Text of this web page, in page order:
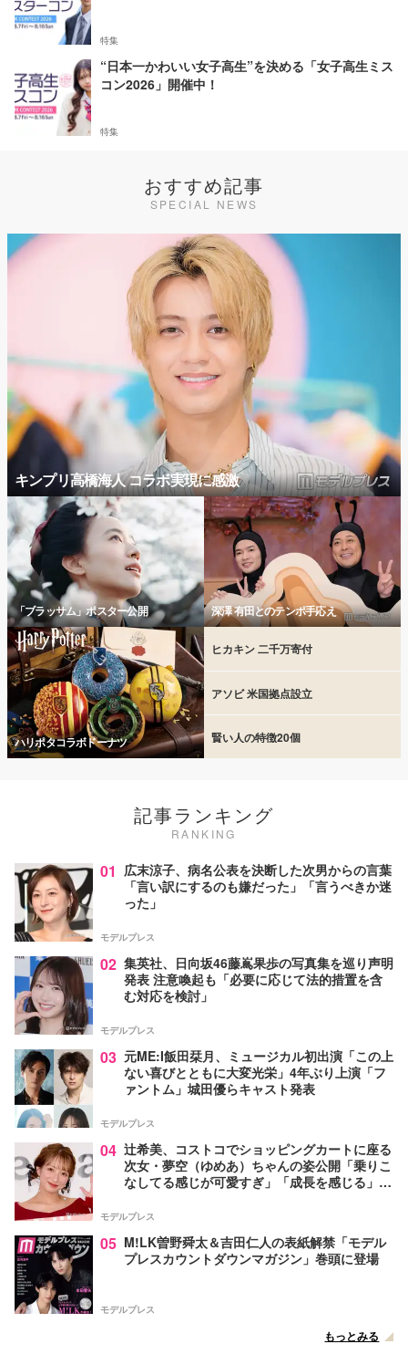
特集
“日本一かわいい女子高生”を決める「女子高生ミス
コン2026」開催中！
特集
おすすめ記事
SPECIAL NEWS
キンプリ高橋海人 コラボ実現に感激
「ブラッサム」ポスター公開 深澤 有田とのテンポ手応え
ハリポタコラボドーナツ
ヒカキン 二千万寄付
アソビ 米国拠点設立
賢い人の特徴20個
記事ランキング
RANKING
01 広末涼子、病名公表を決断した次男からの言葉
「言い訳にするのも嫌だった」「言うべきか迷
った」
モデルプレス
02 集英社、日向坂46藤嶌果歩の写真集を巡り声明
発表 注意喚起も「必要に応じて法的措置を含
む対応を検討」
モデルプレス
03 元ME:I飯田栞月、ミュージカル初出演「この上
ない喜びとともに大変光栄」4年ぶり上演「フ
ァントム」城田優らキャスト発表
モデルプレス
04 辻希美、コストコでショッピングカートに座る
次女・夢空（ゆめあ）ちゃんの姿公開「乗りこ
なしてる感じが可愛すぎ」「成長を感じる」の
モデルプレス
05 M!LK曽野舜太＆吉田仁人の表紙解禁「モデル
プレスカウントダウンマガジン」巻頭に登場
モデルプレス
もっとみる